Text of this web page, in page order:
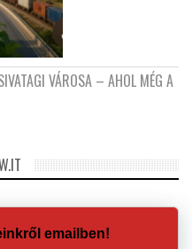
VÁROSA – AHOL MÉG A
emailben!